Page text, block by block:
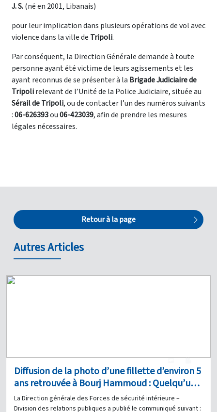
J. S.(né en 2001, Libanais)
pour leur implication dans plusieurs opérations de vol avec
violence dans la ville de Tripoli.
Par conséquent, la Direction Générale demande à toute
personne ayant été victime de leurs agissements et les
ayant reconnus de se présenter à la Brigade Judiciaire de
Tripolirelevant de l’Unité de la Police Judiciaire, située au
Sérail de Tripoli, ou de contacter l’un des numéros suivants
:06-626393ou06-423039, afin de prendre les mesures
légales nécessaires.
Autres Articles
Retour à la page
Diffusion de la photo d’une fillette d’environ 5
ans retrouvée à Bourj Hammoud : Quelqu’un
a-t-il des informations à son sujet ?
La Direction générale des Forces de sécurité intérieure –
Division des relations publiques a publié le communiqué suivant :